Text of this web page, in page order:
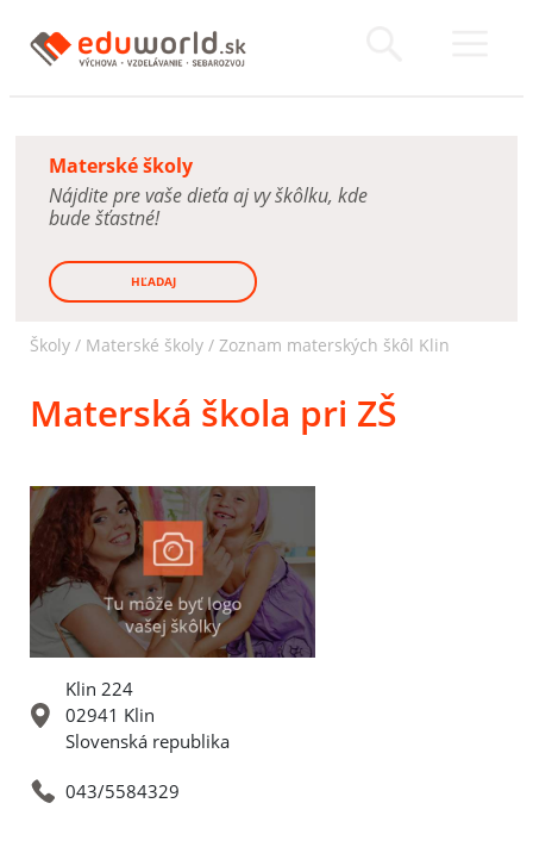
Materské školy
Nájdite pre vaše dieťa aj vy škôlku, kde
bude šťastné!
HĽADAJ
Školy / Materské školy / Zoznam materských škôl Klin
Materská škola pri ZŠ
Klin 224
02941 Klin
Slovenská republika
043/5584329